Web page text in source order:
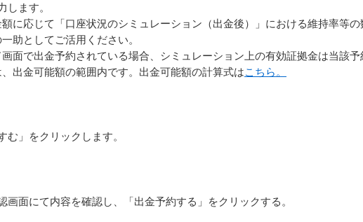
します。
に応じて「口座状況のシミュレーション（出金後）」における維持率等
助としてご活用ください。
面で出金予約されている場合、シミュレーション上の有効証拠金は当該予
出金可能額の範囲内です。出金可能額の計算式はこちら。
む」をクリックします。
画面にて内容を確認し、「出金予約する」をクリックする。